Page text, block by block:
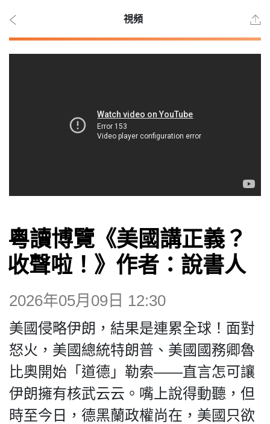
時事
觀點
博客
投票
視頻
昔日
視頻
粵讀博覽《美國講正義？
收聲啦！》作者：說書人
2026年05月09日 12:30
美國侵略伊朗，結果是連累全球！面對
怒火，美國總統特朗普、美國國務卿魯
比奧開始「道德」勒索——直言怎可讓
伊朗擁有核武云云。嘴上說得動聽，但
時至今日，德黑蘭政權尚在，美國只欲